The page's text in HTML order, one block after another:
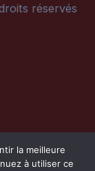
réservés
la meilleure
à utiliser ce